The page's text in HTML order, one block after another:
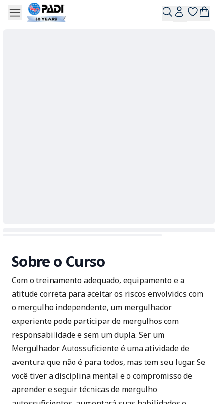
Sobre o Curso
Com o treinamento adequado, equipamento e a
atitude correta para aceitar os riscos envolvidos com
o mergulho independente, um mergulhador
experiente pode participar de mergulhos com
responsabilidade e sem um dupla. Ser um
Mergulhador Autossuficiente é uma atividade de
aventura que não é para todos, mas tem seu lugar. Se
você tiver a disciplina mental e o compromisso de
aprender e seguir técnicas de mergulho